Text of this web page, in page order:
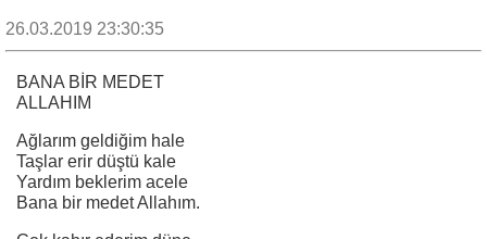
26.03.2019 23:30:35
BANA BİR MEDET
ALLAHIM
Ağlarım geldiğim hale
Taşlar erir düştü kale
Yardım beklerim acele
Bana bir medet Allahım.